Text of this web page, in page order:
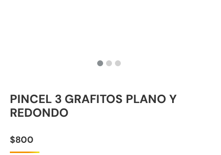
PINCEL 3 GRAFITOS PLANO Y
REDONDO
$800